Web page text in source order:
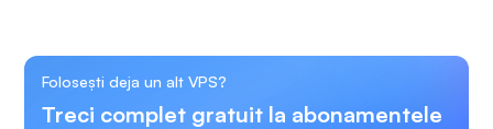
Folosești deja un alt VPS?
Treci complet gratuit la abonamentele